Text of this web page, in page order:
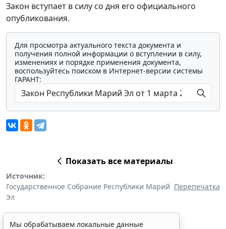
Закон вступает в силу со дня его официального
опубликования.
Для просмотра актуального текста документа и
получения полной информации о вступлении в силу,
изменениях и порядке применения документа,
воспользуйтесь поиском в Интернет-версии системы
ГАРАНТ:
Показать все материалы
Источник:
Государственное Собрание Республики Марий
Эл
Перепечатка
Мы обрабатываем локальные данные